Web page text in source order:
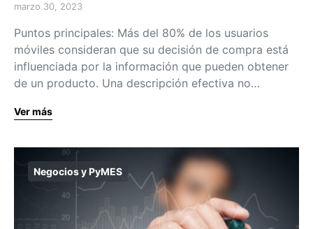
marzo 30, 2023
Puntos principales: Más del 80% de los usuarios
móviles consideran que su decisión de compra está
influenciada por la información que pueden obtener
de un producto. Una descripción efectiva no…
Ver más
Negocios y PyMES